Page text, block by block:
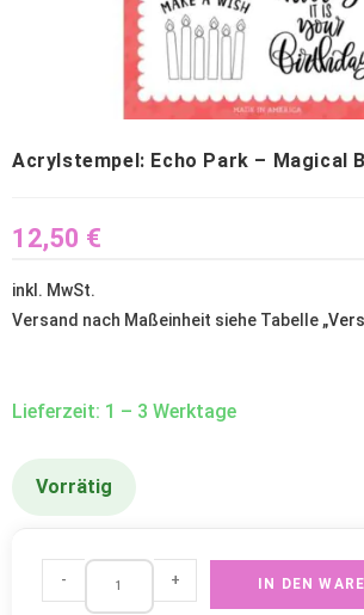
Acrylstempel: Echo Park – Magical
12,50 €
inkl. MwSt.
Versand nach Maßeinheit siehe Tabelle „
Lieferzeit: 1 – 3 Werktage
Vorrätig
- + IN DEN